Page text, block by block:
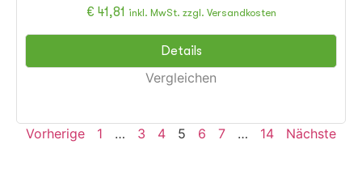
€ 41,81 inkl. MwSt. zzgl. Versandkosten
Details
Vergleichen
Vorherige 1 … 3 4 5 6 7 … 14 Nächste